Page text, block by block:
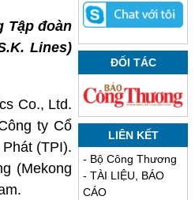
Tập đoàn
Lines)
Co., Ltd.
ty Cổ
(TPI).
(Mekong
ĐỐI TÁC
LIÊN KẾT
- Bộ Công Thương
- TÀI LIỆU, BÁO
CÁO